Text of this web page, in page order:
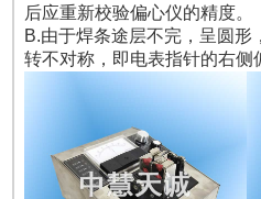
后应重新校验偏心仪的精度。
B.由于焊条途层不完，呈圆形
转不对称，即电表指针的右侧